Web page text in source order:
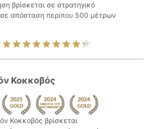
βρίσκεται σε στρατηγικό
απόσταση περίπου 500 μέτρων
Κοκκοβός
Κοκκοβός βρίσκεται